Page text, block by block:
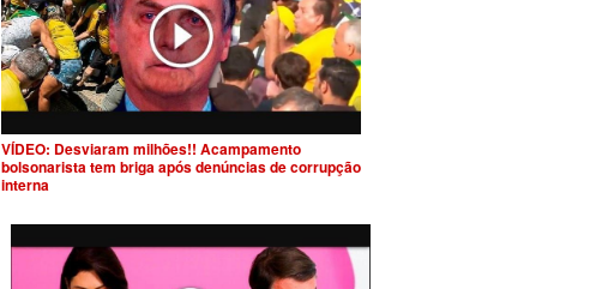
VÍDEO: Desviaram milhões!! Acampamento
bolsonarista tem briga após denúncias de corrupção
interna